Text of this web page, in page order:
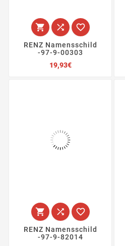
  
RENZ Namensschild
-97-9-00303
19,93€Preis
  
RENZ Namensschild
-97-9-82014